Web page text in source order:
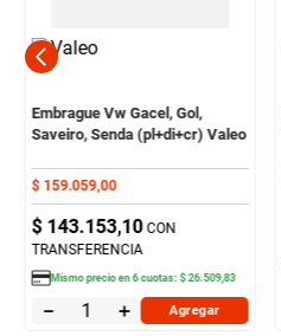
Embrague Vw Gacel, Gol,
Saveiro, Senda (pl+di+cr) Valeo
$ 159.059,00
$ 143.153,10 CON
TRANSFERENCIA
Mismo precio en6cuotas:$ 26.509,83
＋
－ Agregar